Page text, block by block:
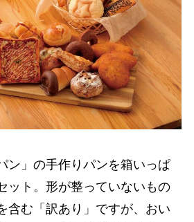
ン」の手作りパンを箱いっぱ
ット。形が整っていないもの
含む「訳あり」ですが、おい